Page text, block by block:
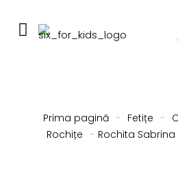
Prima pagină - Fetițe -
Rochițe - Rochita